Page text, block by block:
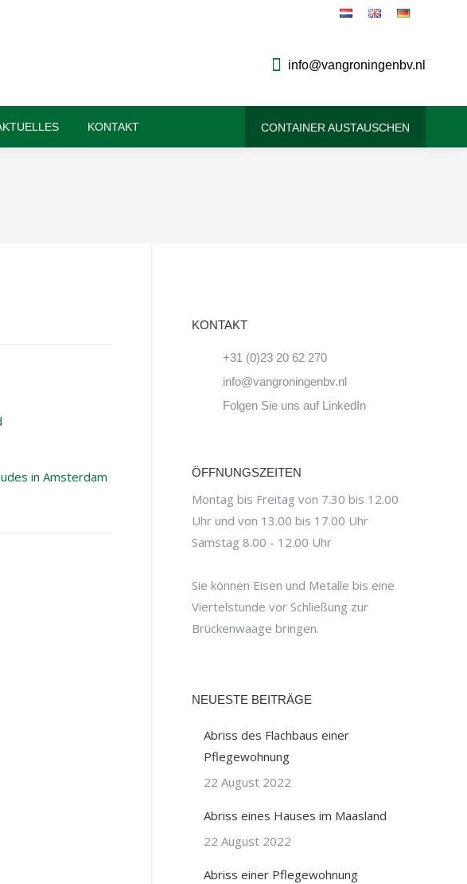
info@vangroningenbv.nl
KONTAKT CONTAINER AUSTAUSCHEN
in Amsterdam
KONTAKT
+31 (0)23 20 62 270
info@vangroningenbv.nl
Folgen Sie uns auf LinkedIn
ÖFFNUNGSZEITEN
Montag bis Freitag von 7.30 bis 12.00
Uhr und von 13.00 bis 17.00 Uhr
Samstag 8.00 - 12.00 Uhr
Sie können Eisen und Metalle bis eine
Viertelstunde vor Schließung zur
Brückenwaage bringen.
NEUESTE BEITRÄGE
Abriss des Flachbaus einer
Pflegewohnung
22 August 2022
Abriss eines Hauses im Maasland
22 August 2022
Abriss einer Pflegewohnung